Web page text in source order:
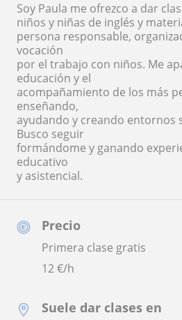
Precio
Primera clase gratis
12€/h
Suele dar clases en
Soy Paula me ofrezco a dar
niños y niñas de inglés y
persona responsable,
vocación
por el trabajo con niños. Me
educación y el
acompañamiento de los más
enseñando,
ayudando y creando entornos
Busco seguir
formándome y ganando
educativo
y asistencial.